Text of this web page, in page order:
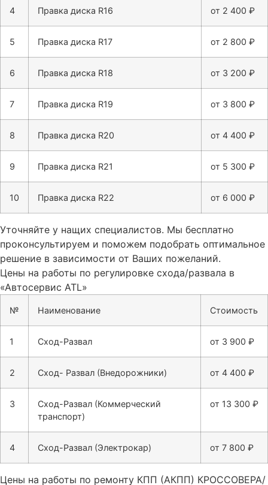
4 Правка диска R16 от 2 400 ₽
5 Правка диска R17 от 2 800 ₽
6 Правка диска R18 от 3 200 ₽
7 Правка диска R19 от 3 800 ₽
8 Правка диска R20 от 4 400 ₽
9 Правка диска R21 от 5 300 ₽
10 Правка диска R22 от 6 000 ₽
Уточняйте у нащих специалистов. Мы бесплатно
проконсультируем и поможем подобрать оптимальное
решение в зависимости от Ваших пожеланий.
Цены на работы по регулировке схода/развала в
«Автосервис ATL»
№ Наименование Стоимость
1 Сход-Развал от 3 900 ₽
2 Сход- Развал (Внедорожники) от 4 400 ₽
3
Сход-Развал (Коммерческий
транспорт)
от 13 300 ₽
4 Сход-Развал (Электрокар) от 7 800 ₽
Цены на работы по ремонту КПП (АКПП) КРОССОВЕРА/